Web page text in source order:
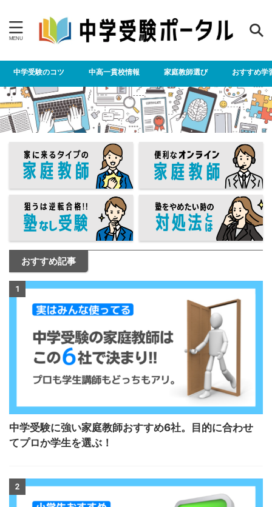
中学受験のコツ 中高一貫校情報 家庭教師選び おすすめ学
おすすめ記事
1
中学受験に強い家庭教師おすすめ6社。目的に合わせ
てプロか学生を選ぶ！
2